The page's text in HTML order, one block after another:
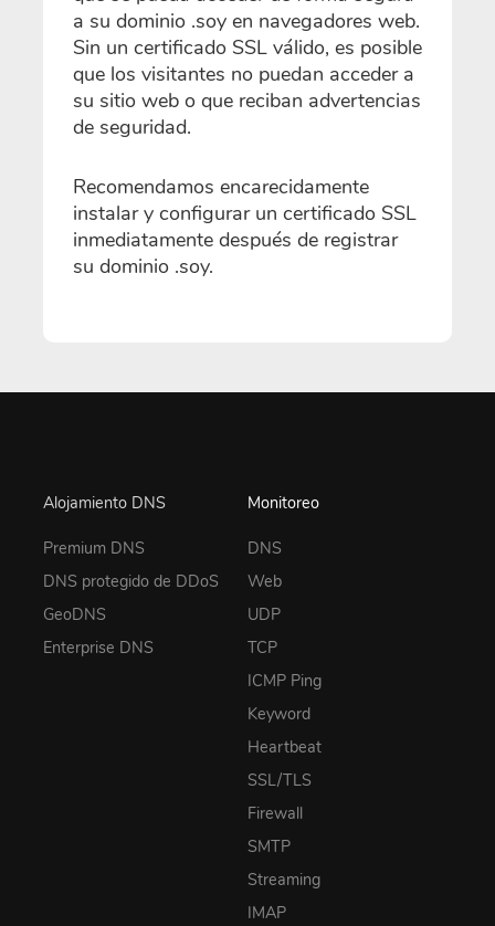
a su dominio .soy en navegadores web.
Sin un certificado SSL válido, es posible
que los visitantes no puedan acceder a
su sitio web o que reciban advertencias
de seguridad.
Recomendamos encarecidamente
instalar y configurar un certificado SSL
inmediatamente después de registrar
su dominio .soy.
Alojamiento DNS
Premium DNS
DNS protegido de DDoS
GeoDNS
Enterprise DNS
Monitoreo
DNS
Web
UDP
TCP
ICMP Ping
Keyword
Heartbeat
SSL/TLS
Firewall
SMTP
Streaming
IMAP